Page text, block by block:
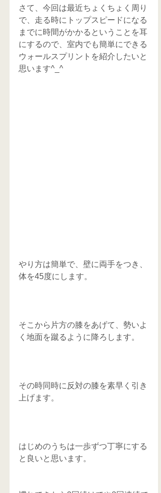
さて、今回は最近ちょくちょく周り
で、走る時にトップスピードになる
までに時間がかかるということを耳
にするので、室内でも簡単にできる
ウォールスプリントを紹介したいと
思います^_^
やり方は簡単で、壁に両手をつき、
体を45度にします。
そこから片方の膝をあげて、勢いよ
く地面を蹴るように降ろします。
その時同時に反対の膝を素早く引き
上げます。
はじめのうちは一歩ずつ丁寧にする
と良いと思います。